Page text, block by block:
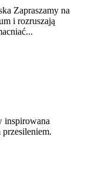
Zapraszamy na
i rozruszają
inspirowana